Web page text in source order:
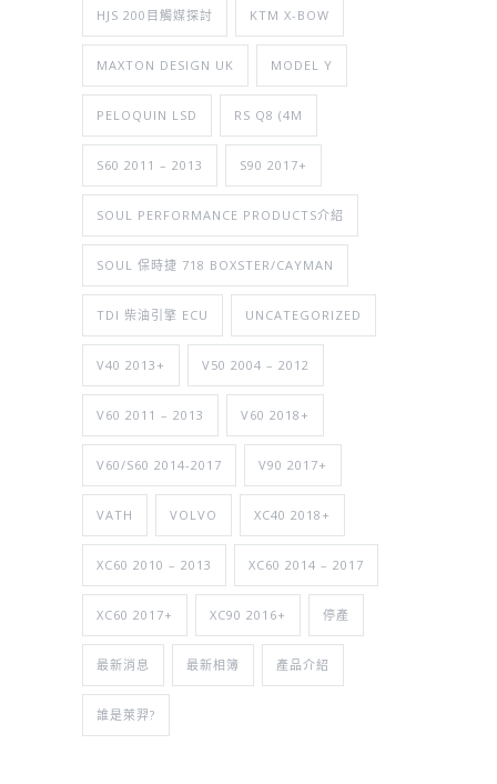
HJS 200目觸媒探討 KTM X-BOW
MAXTON DESIGN UK MODEL Y
PELOQUIN LSD RS Q8 (4M
S60 2011 – 2013 S90 2017+
SOUL PERFORMANCE PRODUCTS介紹
SOUL 保時捷 718 BOXSTER/CAYMAN
TDI 柴油引擎 ECU UNCATEGORIZED
V40 2013+ V50 2004 – 2012
V60 2011 – 2013 V60 2018+
V60/S60 2014-2017 V90 2017+
VATH VOLVO XC40 2018+
XC60 2010 – 2013 XC60 2014 – 2017
XC60 2017+ XC90 2016+ 停產
最新消息 最新相簿 產品介紹
誰是萊羿?